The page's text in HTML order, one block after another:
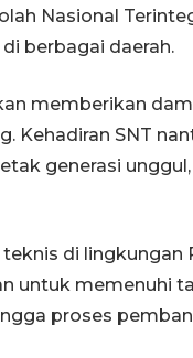
Nasional
berbagai daerah.
memberikan
Kehadiran SNT
generasi
di
untuk memenuhi
proses